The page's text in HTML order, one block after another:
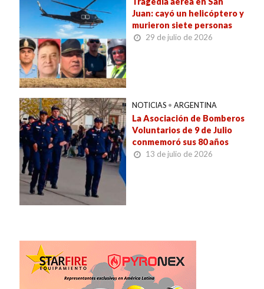
Juan: cayó un helicóptero y
murieron siete personas
29 de julio de 2026
NOTICIAS • ARGENTINA
La Asociación de Bomberos
Voluntarios de 9 de Julio
conmemoró sus 80 años
13 de julio de 2026